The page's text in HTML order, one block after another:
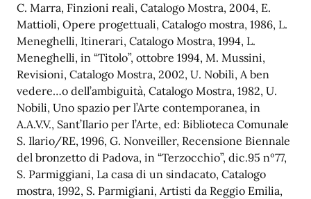
C. Marra, Finzioni reali, Catalogo Mostra, 2004, E.
Mattioli, Opere progettuali, Catalogo mostra, 1986, L.
Meneghelli, Itinerari, Catalogo Mostra, 1994, L.
Meneghelli, in “Titolo”, ottobre 1994, M. Mussini,
Revisioni, Catalogo Mostra, 2002, U. Nobili, A ben
vedere…o dell’ambiguità, Catalogo Mostra, 1982, U.
Nobili, Uno spazio per l’Arte contemporanea, in
A.A.V.V., Sant’Ilario per l’Arte, ed: Biblioteca Comunale
S. Ilario/RE, 1996, G. Nonveiller, Recensione Biennale
del bronzetto di Padova, in “Terzocchio”, dic.95 nº77,
S. Parmiggiani, La casa di un sindacato, Catalogo
mostra, 1992, S. Parmigiani, Artisti da Reggio Emilia,